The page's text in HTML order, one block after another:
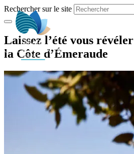
Rechercher sur le site
Laissez l’été vous révéler
la Côte d’Émeraude